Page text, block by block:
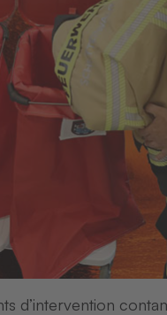
du
d’intervention